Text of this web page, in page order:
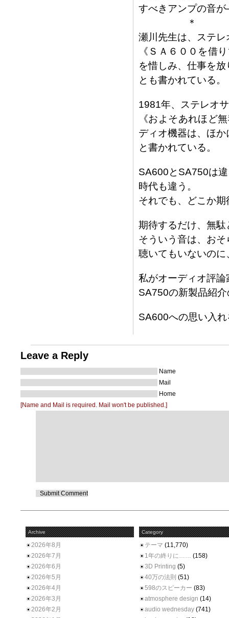
すべきアンプの音
＊
瀬川先生は、ステ
《ＳＡ６００を借
を惜しみ、仕事を
とも書かれている。
1981年、ステレオ
《およそあれほど
ディオ機器は、ほ
と書かれている。
SA600とSA750は
時代も違う。
それでも、どこか
期待するだけ、無
そういう音は、お
聴いてもいないの
私がオーディオ評
SA750の新製品紹
SA600への思い入
Leave a Reply
Name
Mail
Home
[Name and Mail is required. Mail won't be published.]
Archive
2026年8月
2026年7月
2026年6月
2026年5月
2026年4月
2026年3月
2026年2月
Category
テーマ (11,770)
1年の終りに…… (158)
3D Printing (5)
40万の法則 (51)
598のスピーカー (83)
atmosphere design (14)
audio wednesday (741)